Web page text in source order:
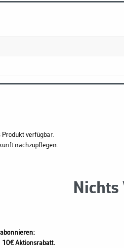
verfügbar.
nachzupflegen.
Nichts
10€ Aktionsrabatt.